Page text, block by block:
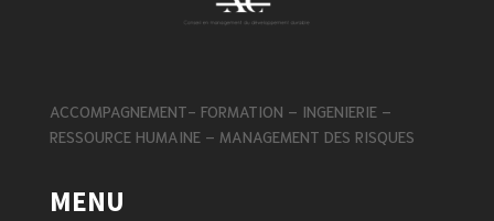
ACCOMPAGNEMENT- FORMATION – INGENIERIE –
RESSOURCE HUMAINE – MANAGEMENT DES RISQUES
MENU